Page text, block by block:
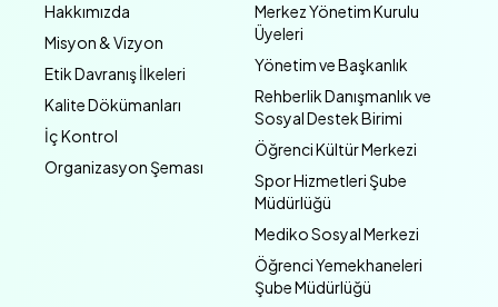
Hakkımızda
Misyon & Vizyon
Etik Davranış İlkeleri
Kalite Dökümanları
İç Kontrol
Organizasyon Şeması
Merkez Yönetim Kurulu
Üyeleri
Yönetim ve Başkanlık
Rehberlik Danışmanlık ve
Sosyal Destek Birimi
Öğrenci Kültür Merkezi
Spor Hizmetleri Şube
Müdürlüğü
Mediko Sosyal Merkezi
Öğrenci Yemekhaneleri
Şube Müdürlüğü